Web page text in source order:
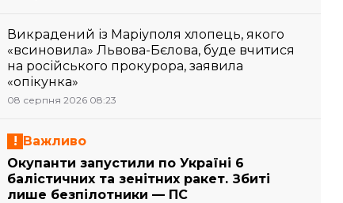
Викрадений із Маріуполя хлопець, якого
«всиновила» Львова-Бєлова, буде вчитися
на російського прокурора, заявила
«опікунка»
08 серпня 2026 08:23
Важливо
Окупанти запустили по Україні 6
балістичних та зенітних ракет. Збиті
лише безпілотники — ПС